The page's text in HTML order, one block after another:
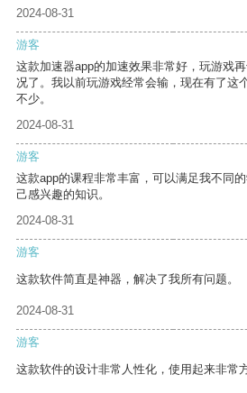
2024-08-31
游客
这款加速器app的加速效果非常好，玩游戏
况了。我以前玩游戏经常会输，现在有了这
不少。
2024-08-31
游客
这款app的课程非常丰富，可以满足我不同
己感兴趣的知识。
2024-08-31
游客
这款软件简直是神器，解决了我所有问题。
2024-08-31
游客
这款软件的设计非常人性化，使用起来非常方